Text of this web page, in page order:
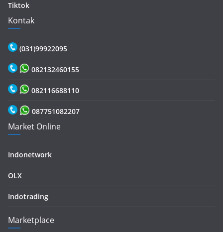
Tiktok
Kontak
(031)99922095
082132460155
082116688110
087751082207
Market Online
Indonetwork
OLX
Indotrading
Marketplace